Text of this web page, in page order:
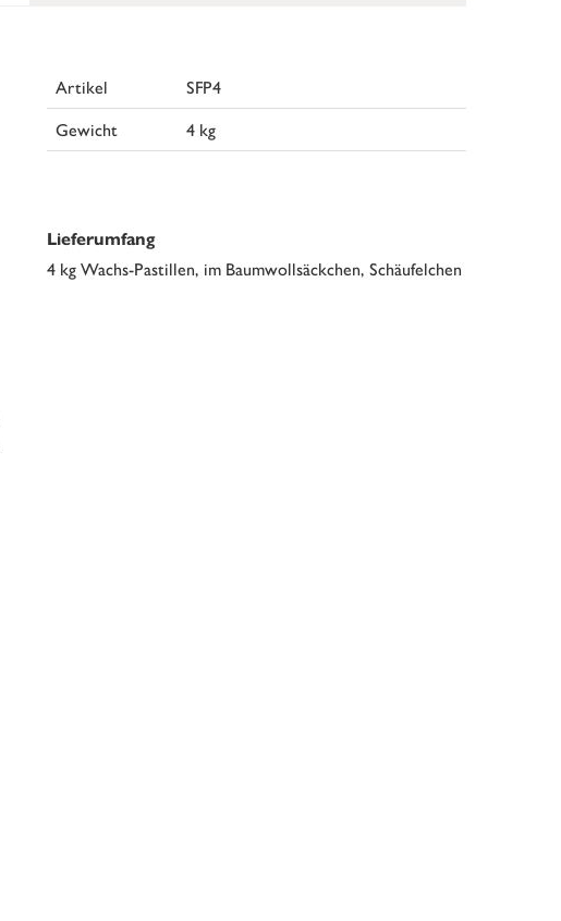
Artikel
SFP4
Gewicht
4 kg
Lieferumfang
4 kg Wachs-Pastillen, im Baumwollsäckchen, Schäufelchen